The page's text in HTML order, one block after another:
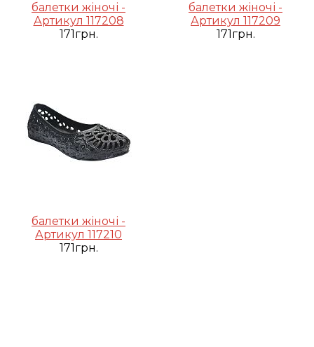
балетки жіночі -
Артикул 117208
171грн.
балетки жіночі -
Артикул 117209
171грн.
балетки жіночі -
Артикул 117210
171грн.